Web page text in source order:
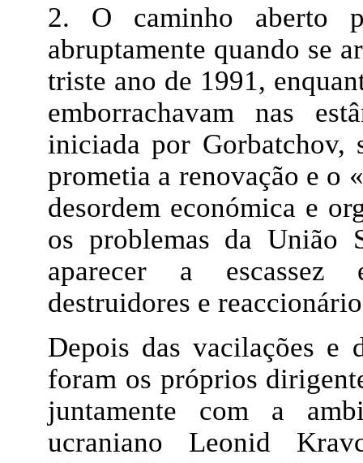
2. O caminho aberto
abruptamente quando se
triste ano de 1991,
emborrachavam nas
iniciada por Gorbatchov,
prometia a renovação e o
desordem económica e
os problemas da União
aparecer a escassez
destruidores e
Depois das vacilações e
foram os próprios
juntamente com a
ucraniano Leonid